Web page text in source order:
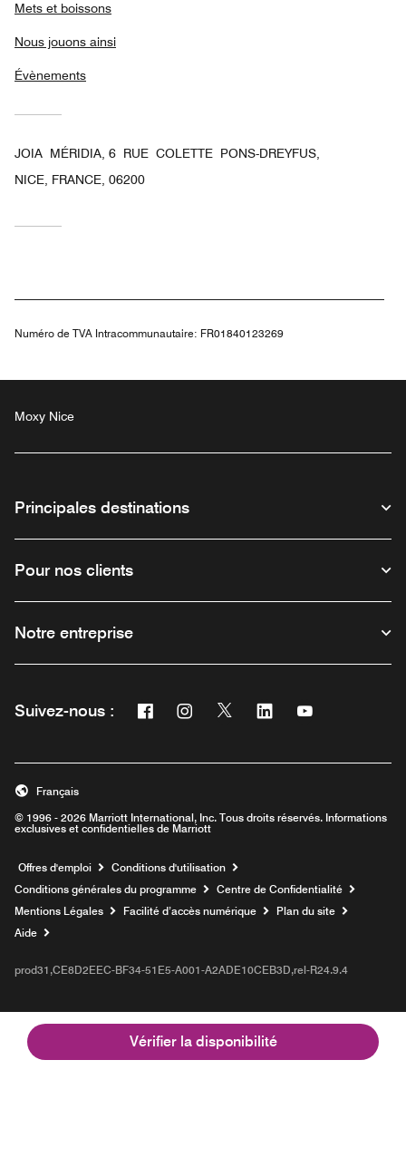
Vérifier la disponibilité
Mets et boissons
Nous jouons ainsi
Évènements
JOIA MÉRIDIA, 6 RUE COLETTE PONS-DREYFUS,
NICE, FRANCE, 06200
Numéro de TVA Intracommunautaire: FR01840123269
Moxy Nice
Principales destinations
Pour nos clients
Notre entreprise
Suivez-nous : Facebook
Ouvre une nouvelle fenêtre
Instagram
Ouvre une nouvelle fenêtre
Twitter
Ouvre une nouvelle fenêtre
Linkedin
Ouvre une nouvelle
Ouvre une
© 1996 - 2026 Marriott International, Inc. Tous droits réservés. Informations
exclusives et confidentielles de Marriott
Français
Offres d'emploi Ouvre une nouvelle fenêtre
Conditions d'utilisation
Conditions générales du programme
Centre de Confidentialité
Mentions Légales
Facilité d’accès numérique
Plan du site
Aide
prod31,CE8D2EEC-BF34-51E5-A001-A2ADE10CEB3D,rel-R24.9.4